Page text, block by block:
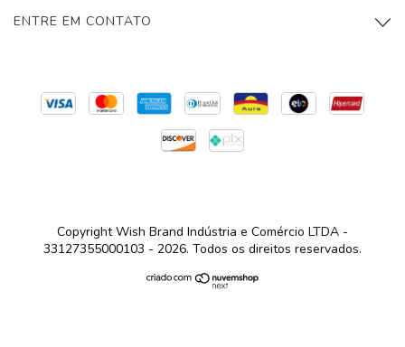
ENTRE EM CONTATO
Copyright Wish Brand Indústria e Comércio LTDA -
33127355000103 - 2026. Todos os direitos reservados.